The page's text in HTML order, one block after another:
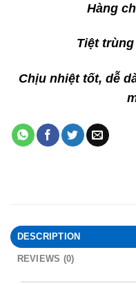
Hàng
Tiệt
Chịu nhiệt tốt, dễ
DESCRIPTION
REVIEWS (0)